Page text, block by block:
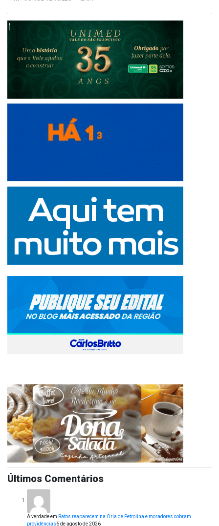
Últimos Comentários
A verdadeem Ratos reaparecem na Orla de Petrolina e moradores cobram
providências6 de agosto de 2026